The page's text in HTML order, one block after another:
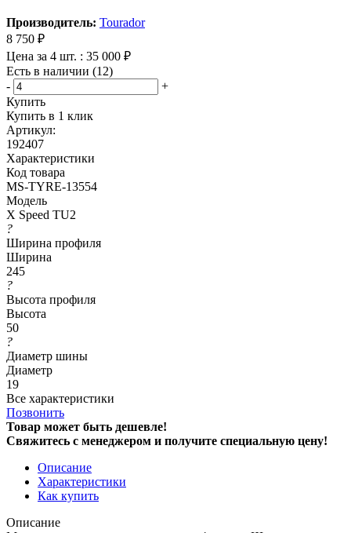
Производитель: Tourador
8 750 ₽
Цена за 4 шт. : 35 000 ₽
Есть в наличии (12)
-
+
Купить
Купить в 1 клик
Артикул:
192407
Характеристики
Код товара
MS-TYRE-13554
Модель
X Speed TU2
?
Ширина профиля
Ширина
245
?
Высота профиля
Высота
50
?
Диаметр шины
Диаметр
19
Все характеристики
Позвонить
Товар может быть дешевле!
Свяжитесь с менеджером и получите специальную цену!
Описание
Характеристики
Как купить
Описание